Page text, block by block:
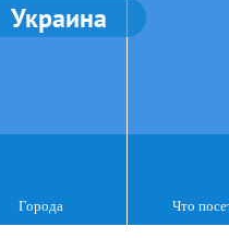
Украина
Города Что